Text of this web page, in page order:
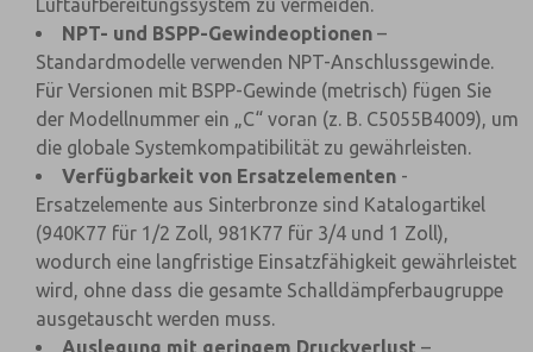
Luftaufbereitungssystem zu vermeiden.
NPT- und BSPP-Gewindeoptionen –
Standardmodelle verwenden NPT-Anschlussgewinde.
Für Versionen mit BSPP-Gewinde (metrisch) fügen Sie
der Modellnummer ein „C“ voran (z. B. C5055B4009), um
die globale Systemkompatibilität zu gewährleisten.
Verfügbarkeit von Ersatzelementen -
Ersatzelemente aus Sinterbronze sind Katalogartikel
(940K77 für 1/2 Zoll, 981K77 für 3/4 und 1 Zoll),
wodurch eine langfristige Einsatzfähigkeit gewährleistet
wird, ohne dass die gesamte Schalldämpferbaugruppe
ausgetauscht werden muss.
Auslegung mit geringem Druckverlust –